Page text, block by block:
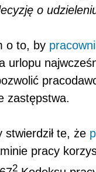
o
o to, by
urlopu
zastępstwa.
stwierdził te, że
pracy
2